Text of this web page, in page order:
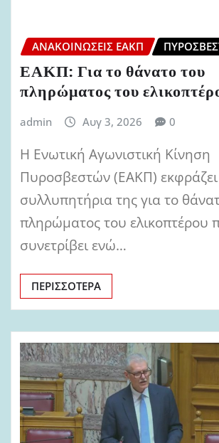
ΑΝΑΚΟΙΝΏΣΕΙΣ ΕΑΚΠ
ΕΑΚΠ: Για το θάνατο του
πληρώματος του
admin Αυγ 3, 2026 0
Η Ενωτική Αγωνιστική Κίνηση
Πυροσβεστών (ΕΑΚΠ)
συλλυπητήρια της για το
πληρώματος του ελικοπτέρου
συνετρίβει ενώ…
ΠΕΡΙΣΣΌΤΕΡΑ